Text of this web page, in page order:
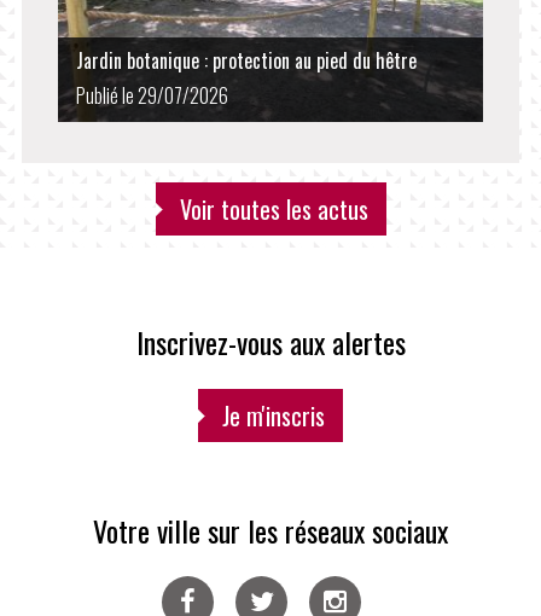
Jardin botanique : protection au pied du hêtre
Publié le 29/07/2026
Voir toutes les actus
Inscrivez-vous aux alertes
Je m'inscris
Votre ville sur les réseaux sociaux